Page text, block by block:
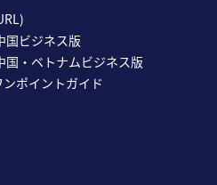
国ビジネス版
国・ベトナムビジネス版
ポイントガイド